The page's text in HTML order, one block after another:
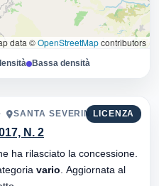
data ©OpenStreetMapcontributors
Bassa densità
LICENZA
SANTA SEVERINA, 88832
N. 2
ha rilasciato la concessione.
vario